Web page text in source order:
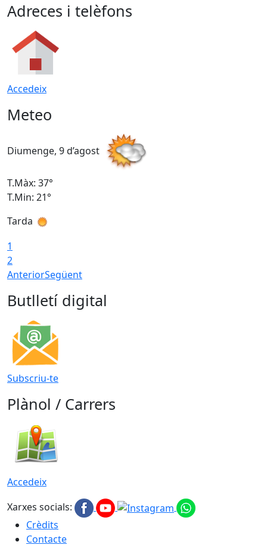
Adreces i telèfons
Accedeix
Meteo
Diumenge, 9 d’agost
T.Màx: 37°
T.Min: 21°
Tarda
1
2
AnteriorSegüent
Butlletí digital
Subscriu-te
Plànol / Carrers
Accedeix
Xarxes socials:
Crèdits
Contacte